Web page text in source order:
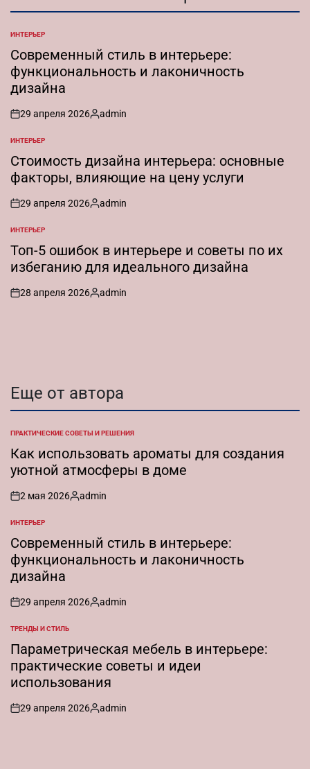
ОПУБЛИКОВАНО
В
ИНТЕРЬЕР
Современный стиль в интерьере:
функциональность и лаконичность
дизайна
on
29 апреля 2026
Запись
admin
ОПУБЛИКОВАНО
В
ИНТЕРЬЕР
Стоимость дизайна интерьера: основные
факторы, влияющие на цену услуги
on
29 апреля 2026
Запись
admin
ОПУБЛИКОВАНО
В
ИНТЕРЬЕР
Топ-5 ошибок в интерьере и советы по их
избеганию для идеального дизайна
on
28 апреля 2026
Запись
admin
Еще от автора
ОПУБЛИКОВАНО
В
ПРАКТИЧЕСКИЕ СОВЕТЫ И РЕШЕНИЯ
Как использовать ароматы для создания
уютной атмосферы в доме
on
2 мая 2026
Запись
admin
ОПУБЛИКОВАНО
В
ИНТЕРЬЕР
Современный стиль в интерьере:
функциональность и лаконичность
дизайна
on
29 апреля 2026
Запись
admin
ОПУБЛИКОВАНО
В
ТРЕНДЫ И СТИЛЬ
Параметрическая мебель в интерьере:
практические советы и идеи
использования
on
29 апреля 2026
Запись
admin